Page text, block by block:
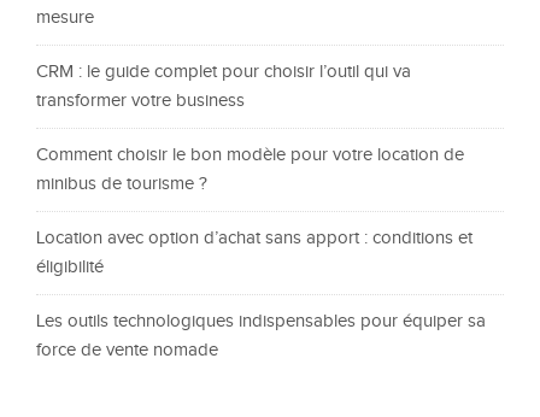
mesure
CRM : le guide complet pour choisir l’outil qui va
transformer votre business
Comment choisir le bon modèle pour votre location de
minibus de tourisme ?
Location avec option d’achat sans apport : conditions et
éligibilité
Les outils technologiques indispensables pour équiper sa
force de vente nomade